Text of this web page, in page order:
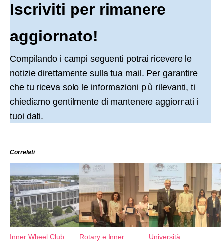
Iscriviti per rimanere
aggiornato!
Compilando i campi seguenti potrai ricevere le
notizie direttamente sulla tua mail. Per garantire
che tu riceva solo le informazioni più rilevanti, ti
chiediamo gentilmente di mantenere aggiornati i
tuoi dati.
Correlati
Inner Wheel Club
Rotary e Inner
Università